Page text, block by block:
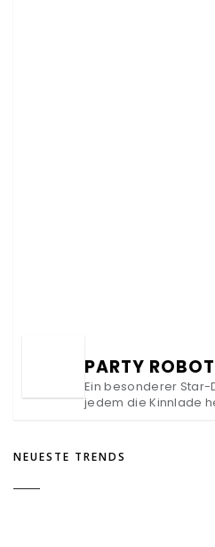
PARTY ROBOT
Ein besonderer
jedem die Kinnlade
NEUESTE TRENDS